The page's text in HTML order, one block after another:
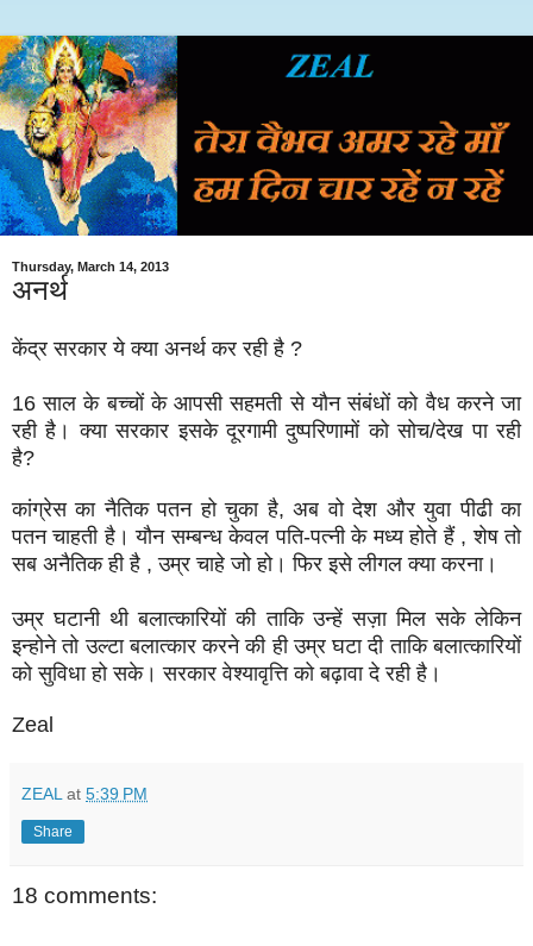
Thursday, March 14, 2013
अनर्थ
केंद्र सरकार ये क्या अनर्थ कर रही है ?
16 साल के बच्चों के आपसी सहमती से यौन संबंधों को वैध करने जा
रही है। क्या सरकार इसके दूरगामी दुष्परिणामों को सोच/देख पा रही
है?
कांग्रेस का नैतिक पतन हो चुका है, अब वो देश और युवा पीढी का
पतन चाहती है। यौन सम्बन्ध केवल पति-पत्नी के मध्य होते हैं , शेष तो
सब अनैतिक ही है , उम्र चाहे जो हो। फिर इसे लीगल क्या करना।
उम्र घटानी थी बलात्कारियों की ताकि उन्हें सज़ा मिल सके लेकिन
इन्होने तो उल्टा बलात्कार करने की ही उम्र घटा दी ताकि बलात्कारियों
को सुविधा हो सके। सरकार वेश्यावृत्ति को बढ़ावा दे रही है।
Zeal
ZEAL at 5:39 PM
Share
18 comments: